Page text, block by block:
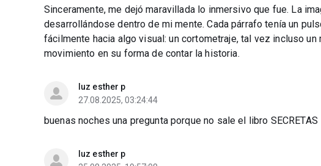
Sinceramente, me dejó maravillada lo inmersivo que fue. La
desarrollándose dentro de mi mente. Cada párrafo tenía un
fácilmente hacia algo visual: un cortometraje, tal vez incluso
movimiento en su forma de contar la historia.
luz esther p
27.08.2025, 03:24:44
buenas noches una pregunta porque no sale el libro SECRETAS
luz esther p